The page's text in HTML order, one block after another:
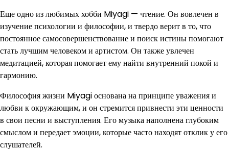
Еще одно из любимых хобби Miyagi — чтение. Он вовлечен в
изучение психологии и философии, и твердо верит в то, что
постоянное самосовершенствование и поиск истины помогают
стать лучшим человеком и артистом. Он также увлечен
медитацией, которая помогает ему найти внутренний покой и
гармонию.
Философия жизни Miyagi основана на принципе уважения и
любви к окружающим, и он стремится привнести эти ценности
в свои песни и выступления. Его музыка наполнена глубоким
смыслом и передает эмоции, которые часто находят отклик у его
слушателей.